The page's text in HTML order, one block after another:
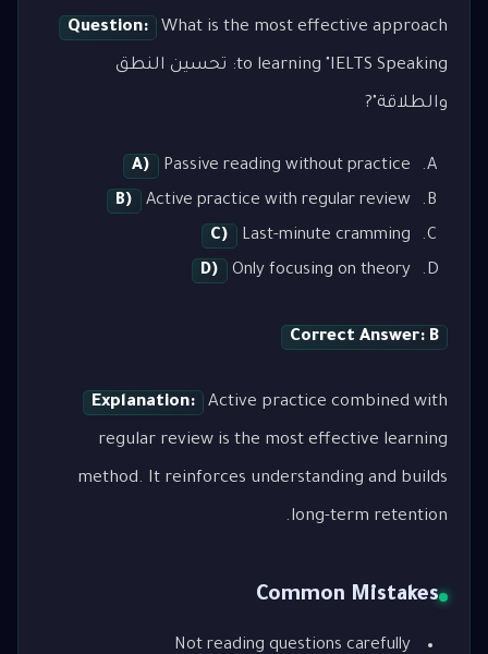
Question: What is the most effective approach
to learning "IELTS Speaking: تحسين النطق
والطلاقة"?
A)
Passive reading without practice
B)
Active practice with regular review
C)
Last-minute cramming
D)
Only focusing on theory
Correct Answer: B
Explanation: Active practice combined with
regular review is the most effective learning
method. It reinforces understanding and builds
long-term retention.
Common Mistakes
Not reading questions carefully